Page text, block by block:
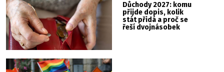
Důchody 2027: komu
přijde dopis, kolik
stát přidá a proč se
řeší dvojnásobek